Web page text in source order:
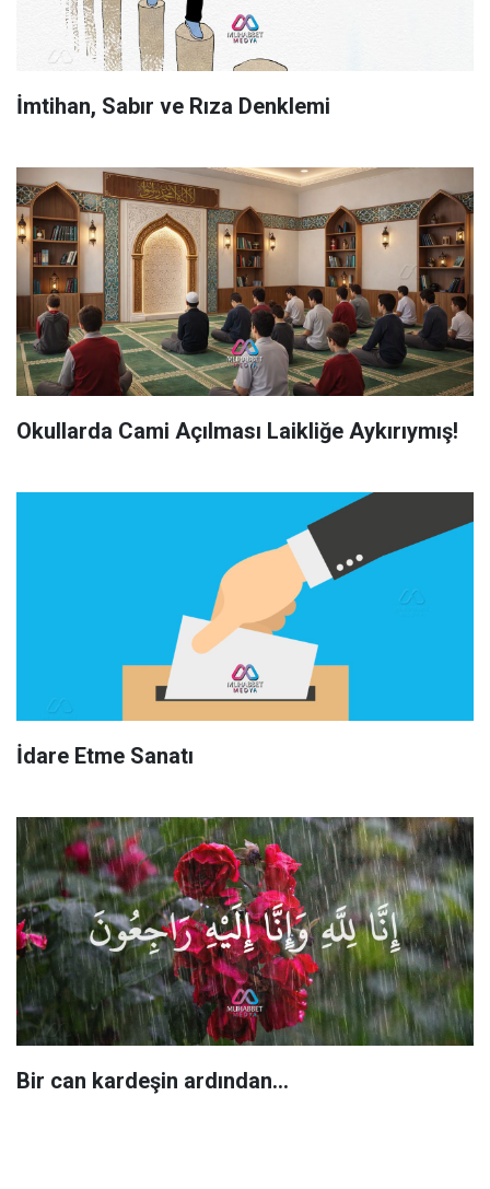
İmtihan, Sabır ve Rıza Denklemi
Okullarda Cami Açılması Laikliğe Aykırıymış!
İdare Etme Sanatı
Bir can kardeşin ardından…